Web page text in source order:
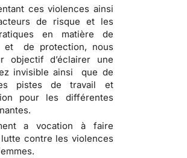
ces violences ainsi
de risque et les
en matière de
et de protection, nous
objectif d’éclairer une
invisible ainsi que de
pistes de travail et
pour les différentes
a vocation à faire
contre les violences